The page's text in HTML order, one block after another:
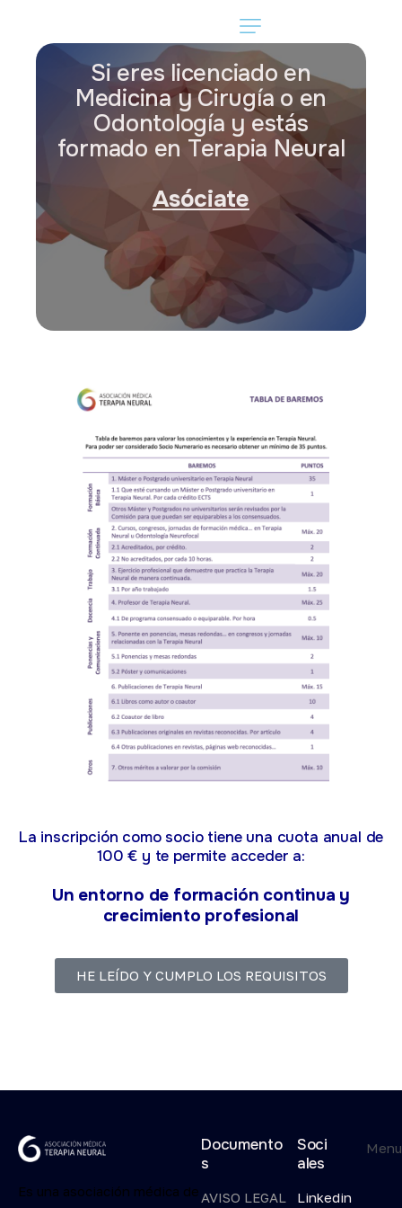
Si eres licenciado en
Medicina y Cirugía o en
Odontología y estás
formado en Terapia Neural
Asóciate
La inscripción como socio tiene una cuota anual de
100 € y te permite acceder a:
Un entorno de formación continua y
crecimiento profesional
HE LEÍDO Y CUMPLO LOS REQUISITOS
Es una asociación médica de
Documento
s
AVISO LEGAL
Soci
ales
Linkedin
Menu